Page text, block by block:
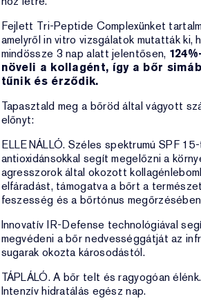
Fejlett Tri-Peptide Complexünket
amelyről in vitro vizsgálatok mutatták ki,
mindössze 3 nap alatt jelentősen,
növeli a kollagént, így a bőr
tűnik és érződik.
Tapasztald meg a bőröd által vágyott
előnyt:
ELLENÁLLÓ. Széles spektrumú SPF
antioxidánsokkal segít megelőzni a
agresszorok által okozott
elfáradást, támogatva a bőrt a
feszesség és a bőrtónus
Innovatív IR-Defense technológiával
megvédeni a bőr nedvességgátját az
sugarak okozta károsodástól.
TÁPLÁLÓ. A bőr telt és ragyogóan élénk.
Intenzív hidratálás egész nap.